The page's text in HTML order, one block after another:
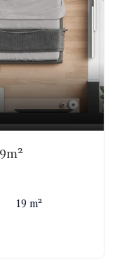
19 m²